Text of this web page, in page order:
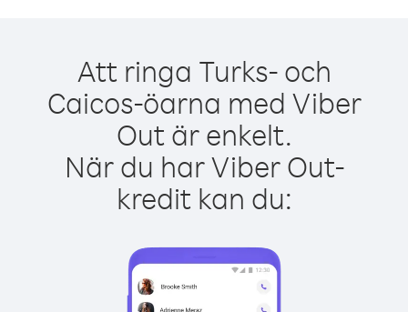
Att ringa Turks- och
Caicos-öarna med Viber
Out är enkelt.
När du har Viber Out-
kredit kan du: